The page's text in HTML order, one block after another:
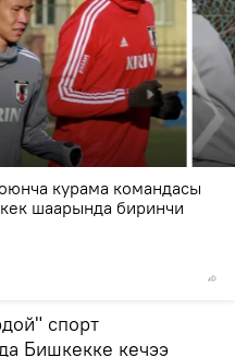
курама командасы
шаарында биринчи
спорт
Бишкекке кечээ